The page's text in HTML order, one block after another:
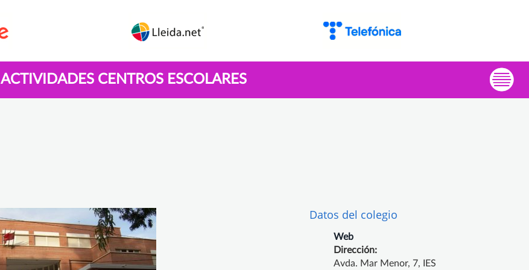
ACTIVIDADES CENTROS ESCOLARES
Datos del colegio
Web
Dirección:
Avda. Mar Menor, 7, IES